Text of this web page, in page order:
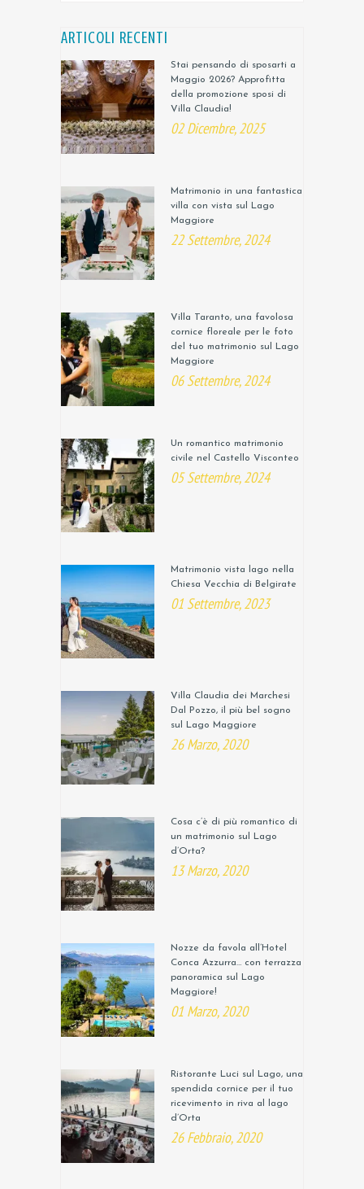
ARTICOLI RECENTI
Stai pensando di sposarti a
Maggio 2026? Approfitta
della promozione sposi di
Villa Claudia!
02 Dicembre, 2025
Matrimonio in una fantastica
villa con vista sul Lago
Maggiore
22 Settembre, 2024
Villa Taranto, una favolosa
cornice floreale per le foto
del tuo matrimonio sul Lago
Maggiore
06 Settembre, 2024
Un romantico matrimonio
civile nel Castello Visconteo
05 Settembre, 2024
Matrimonio vista lago nella
Chiesa Vecchia di Belgirate
01 Settembre, 2023
Villa Claudia dei Marchesi
Dal Pozzo, il più bel sogno
sul Lago Maggiore
26 Marzo, 2020
Cosa c’è di più romantico di
un matrimonio sul Lago
d’Orta?
13 Marzo, 2020
Nozze da favola all’Hotel
Conca Azzurra… con terrazza
panoramica sul Lago
Maggiore!
01 Marzo, 2020
Ristorante Luci sul Lago, una
spendida cornice per il tuo
ricevimento in riva al lago
d’Orta
26 Febbraio, 2020